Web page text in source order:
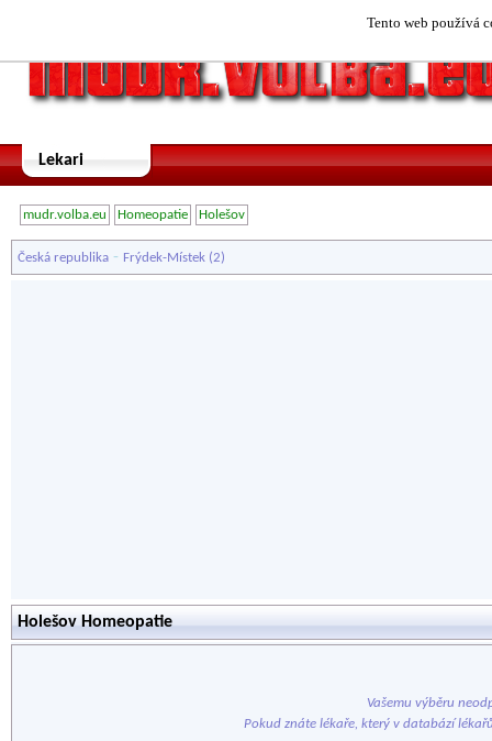
Tento web používá
Lekari
mudr.volba.eu Homeopatie Holešov
Česká republika - Frýdek-Místek (2)
Holešov Homeopatie
Vašemu výběru
Pokud znáte lékaře, který v databází